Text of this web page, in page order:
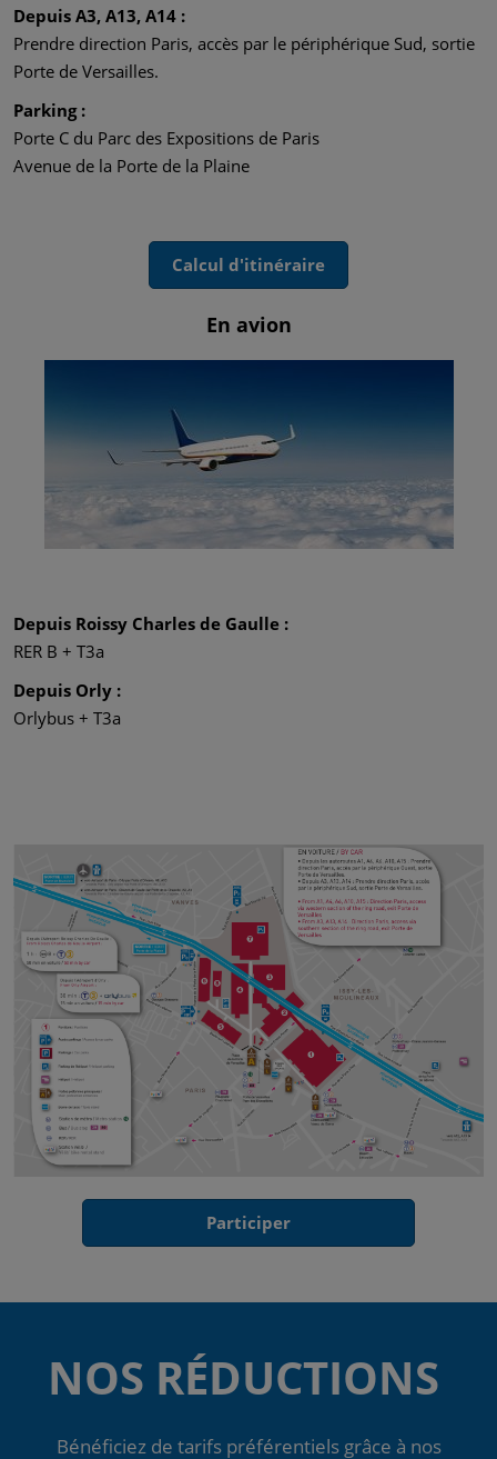
Depuis A3, A13, A14 :
Prendre direction Paris, accès par le périphérique Sud, sortie
Porte de Versailles.
Parking :
Porte C du Parc des Expositions de Paris
Avenue de la Porte de la Plaine
Calcul d'itinéraire
En avion
Depuis Roissy Charles de Gaulle :
RER B + T3a
Depuis Orly :
Orlybus + T3a
Participer
NOS RÉDUCTIONS
Bénéficiez de tarifs préférentiels grâce à nos